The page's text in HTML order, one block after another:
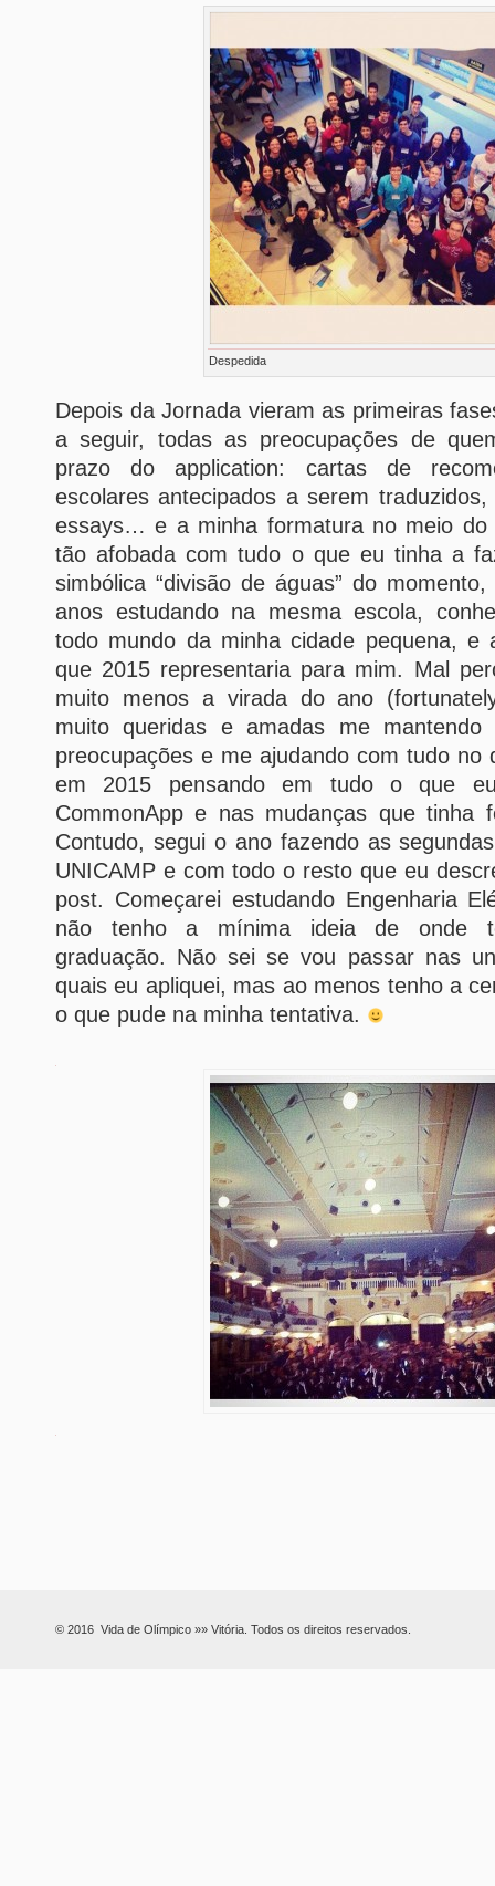
Despedida
Depois da Jornada vieram as primeiras
a seguir, todas as preocupações de
prazo do application: cartas de
escolares antecipados a serem
essays… e a minha formatura no meio do
tão afobada com tudo o que eu tinha a
simbólica “divisão de águas” do
anos estudando na mesma escola,
todo mundo da minha cidade pequena, e
que 2015 representaria para mim. Mal
muito menos a virada do ano
muito queridas e amadas me mantendo
preocupações e me ajudando com tudo
em 2015 pensando em tudo o que
CommonApp e nas mudanças que tinha
Contudo, segui o ano fazendo as
UNICAMP e com todo o resto que eu
post. Começarei estudando Engenharia
não tenho a mínima ideia de onde
graduação. Não sei se vou passar nas
quais eu apliquei, mas ao menos tenho a
o que pude na minha tentativa.
© 2016 Vida de Olímpico »» Vitória. Todos os direitos reservados.